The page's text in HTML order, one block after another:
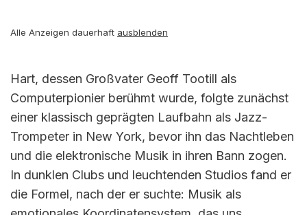
Alle Anzeigen dauerhaft ausblenden
Hart, dessen Großvater Geoff Tootill als
Computerpionier berühmt wurde, folgte zunächst
einer klassisch geprägten Laufbahn als Jazz-
Trompeter in New York, bevor ihn das Nachtleben
und die elektronische Musik in ihren Bann zogen.
In dunklen Clubs und leuchtenden Studios fand er
die Formel, nach der er suchte: Musik als